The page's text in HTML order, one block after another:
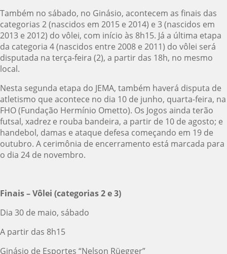
Também no sábado, no Ginásio, acontecem as finais das
categorias 2 (nascidos em 2015 e 2014) e 3 (nascidos em
2013 e 2012) do vôlei, com início às 8h15. Já a última etapa
da categoria 4 (nascidos entre 2008 e 2011) do vôlei será
disputada na terça-feira (2), a partir das 18h, no mesmo
local.
Nesta segunda etapa do JEMA, também haverá disputa de
atletismo que acontece no dia 10 de junho, quarta-feira, na
FHO (Fundação Hermínio Ometto). Os Jogos ainda terão
futsal, xadrez e rouba bandeira, a partir de 10 de agosto; e
handebol, damas e ataque defesa começando em 19 de
outubro. A cerimônia de encerramento está marcada para
o dia 24 de novembro.
Finais – Vôlei (categorias 2 e 3)
Dia 30 de maio, sábado
A partir das 8h15
Ginásio de Esportes “Nelson Rüegger”